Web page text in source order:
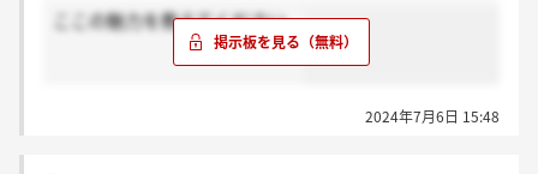
ここの魅力を教えてください。
2024年7月6日 15:48